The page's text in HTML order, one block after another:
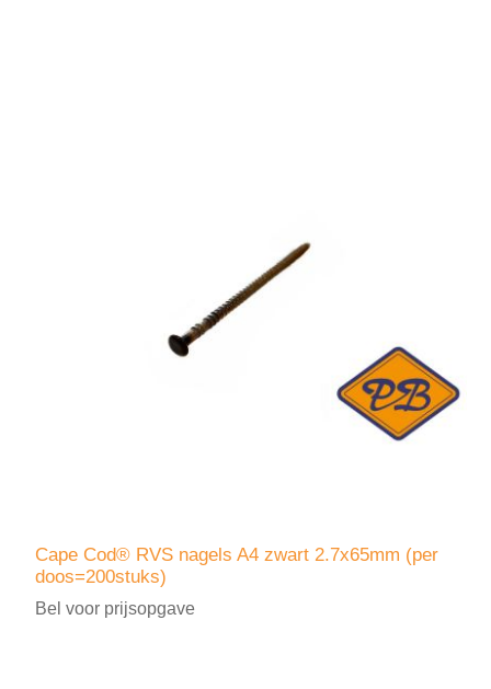
Cape Cod® RVS nagels A4 zwart 2.7x65mm (per
doos=200stuks)
Bel voor prijsopgave